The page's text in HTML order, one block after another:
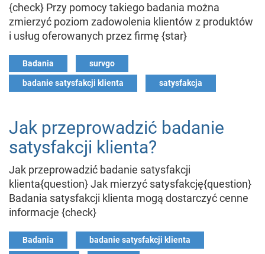
{check} Przy pomocy takiego badania można
zmierzyć poziom zadowolenia klientów z produktów
i usług oferowanych przez firmę {star}
Badania survgo
badanie satysfakcji klienta satysfakcja
Jak przeprowadzić badanie
satysfakcji klienta?
Jak przeprowadzić badanie satysfakcji
klienta{question} Jak mierzyć satysfakcję{question}
Badania satysfakcji klienta mogą dostarczyć cenne
informacje {check}
Badania badanie satysfakcji klienta